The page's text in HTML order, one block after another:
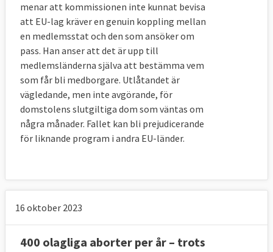
menar att kommissionen inte kunnat bevisa
att EU-lag kräver en genuin koppling mellan
en medlemsstat och den som ansöker om
pass. Han anser att det är upp till
medlemsländerna själva att bestämma vem
som får bli medborgare. Utlåtandet är
vägledande, men inte avgörande, för
domstolens slutgiltiga dom som väntas om
några månader. Fallet kan bli prejudicerande
för liknande program i andra EU-länder.
16 oktober 2023
400 olagliga aborter per år – trots